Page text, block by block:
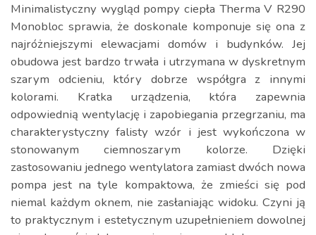
Minimalistyczny wygląd pompy ciepła Therma V R290
Monobloc sprawia, że doskonale komponuje się ona z
najróżniejszymi elewacjami domów i budynków. Jej
obudowa jest bardzo trwała i utrzymana w dyskretnym
szarym odcieniu, który dobrze współgra z innymi
kolorami. Kratka urządzenia, która zapewnia
odpowiednią wentylację i zapobiegania przegrzaniu, ma
charakterystyczny falisty wzór i jest wykończona w
stonowanym ciemnoszarym kolorze. Dzięki
zastosowaniu jednego wentylatora zamiast dwóch nowa
pompa jest na tyle kompaktowa, że zmieści się pod
niemal każdym oknem, nie zasłaniając widoku. Czyni ją
to praktycznym i estetycznym uzupełnieniem dowolnej